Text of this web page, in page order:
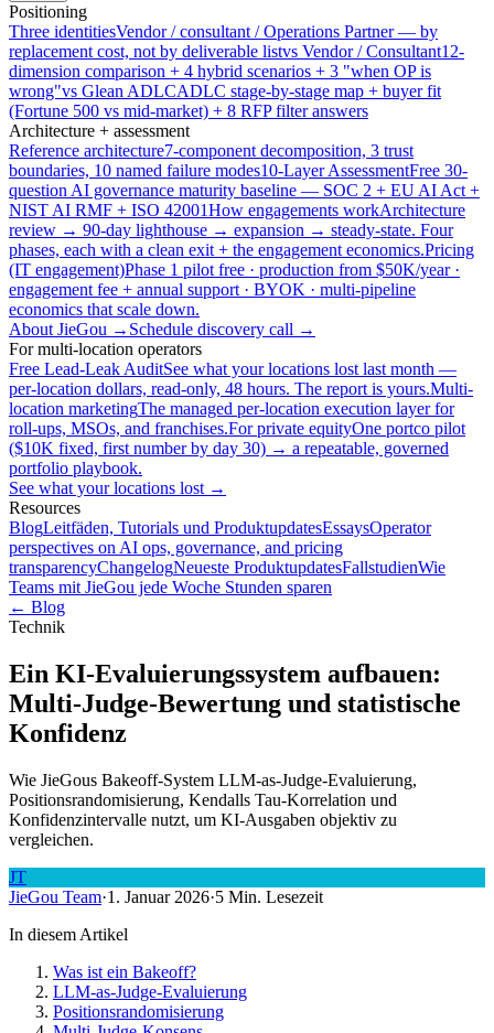
Positioning
Three identitiesVendor / consultant / Operations Partner — by
replacement cost, not by deliverable listvs Vendor / Consultant12-
dimension comparison + 4 hybrid scenarios + 3 "when OP is
wrong"vs Glean ADLCADLC stage-by-stage map + buyer fit
(Fortune 500 vs mid-market) + 8 RFP filter answers
Architecture + assessment
Reference architecture7-component decomposition, 3 trust
boundaries, 10 named failure modes10-Layer AssessmentFree 30-
question AI governance maturity baseline — SOC 2 + EU AI Act +
NIST AI RMF + ISO 42001How engagements workArchitecture
review → 90-day lighthouse → expansion → steady-state. Four
phases, each with a clean exit + the engagement economics.Pricing
(IT engagement)Phase 1 pilot free · production from $50K/year ·
engagement fee + annual support · BYOK · multi-pipeline
economics that scale down.
About JieGou → Schedule discovery call →
For multi-location operators
Free Lead-Leak AuditSee what your locations lost last month —
per-location dollars, read-only, 48 hours. The report is yours.Multi-
location marketingThe managed per-location execution layer for
roll-ups, MSOs, and franchises.For private equityOne portco pilot
($10K fixed, first number by day 30) → a repeatable, governed
portfolio playbook.
See what your locations lost →
Resources
BlogLeitfäden, Tutorials und ProduktupdatesEssaysOperator
perspectives on AI ops, governance, and pricing
transparencyChangelogNeueste ProduktupdatesFallstudienWie
Teams mit JieGou jede Woche Stunden sparen
← Blog
Technik
Ein KI-Evaluierungssystem aufbauen:
Multi-Judge-Bewertung und statistische
Konfidenz
Wie JieGous Bakeoff-System LLM-as-Judge-Evaluierung,
Positionsrandomisierung, Kendalls Tau-Korrelation und
Konfidenzintervalle nutzt, um KI-Ausgaben objektiv zu
vergleichen.
JT
JieGou Team·1. Januar 2026·5 Min. Lesezeit
In diesem Artikel
Was ist ein Bakeoff?
LLM-as-Judge-Evaluierung
Positionsrandomisierung